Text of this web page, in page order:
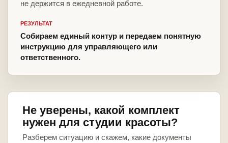
не держится в ежедневной работе.
РЕЗУЛЬТАТ
Собираем единый контур и передаем понятную
инструкцию для управляющего или
ответственного.
Не уверены, какой комплект
нужен для студии красоты?
Разберем ситуацию и скажем, какие документы